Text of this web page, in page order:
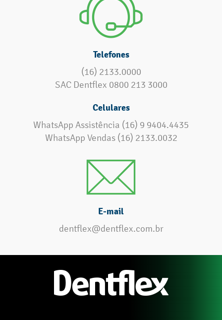
Telefones
(16) 2133.0000
SAC Dentflex 0800 213 3000
Celulares
WhatsApp Assistência (16) 9 9404.4435
WhatsApp Vendas (16) 2133.0032
E-mail
dentflex@dentflex.com.br